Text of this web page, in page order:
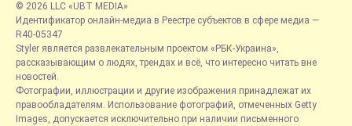
© 2026 LLC «UBT MEDIA»
Идентификатор онлайн-медиа в Реестре субъектов в сфере медиа —
R40-05347
Styler является развлекательным проектом «РБК-Украина»,
рассказывающим о людях, трендах и всё, что интересно читать вне
новостей.
Фотографии, иллюстрации и другие изображения принадлежат их
правообладателям. Использование фотографий, отмеченных Getty
Images, допускается исключительно при наличии письменного